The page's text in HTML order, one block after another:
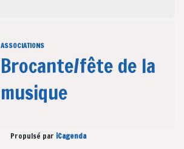
ASSOCIATIONS
Brocante/fête de la
musique
Propulsé par iCagenda